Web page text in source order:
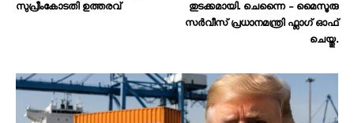
സുപ്രീംകോടതി ഉത്തരവ്
തുടക്കമായി. ചെന്നൈ – മൈസൂരു
സർവീസ് പ്രധാനമന്ത്രി ഫ്ലാഗ് ഓഫ്
ചെയ്തു.